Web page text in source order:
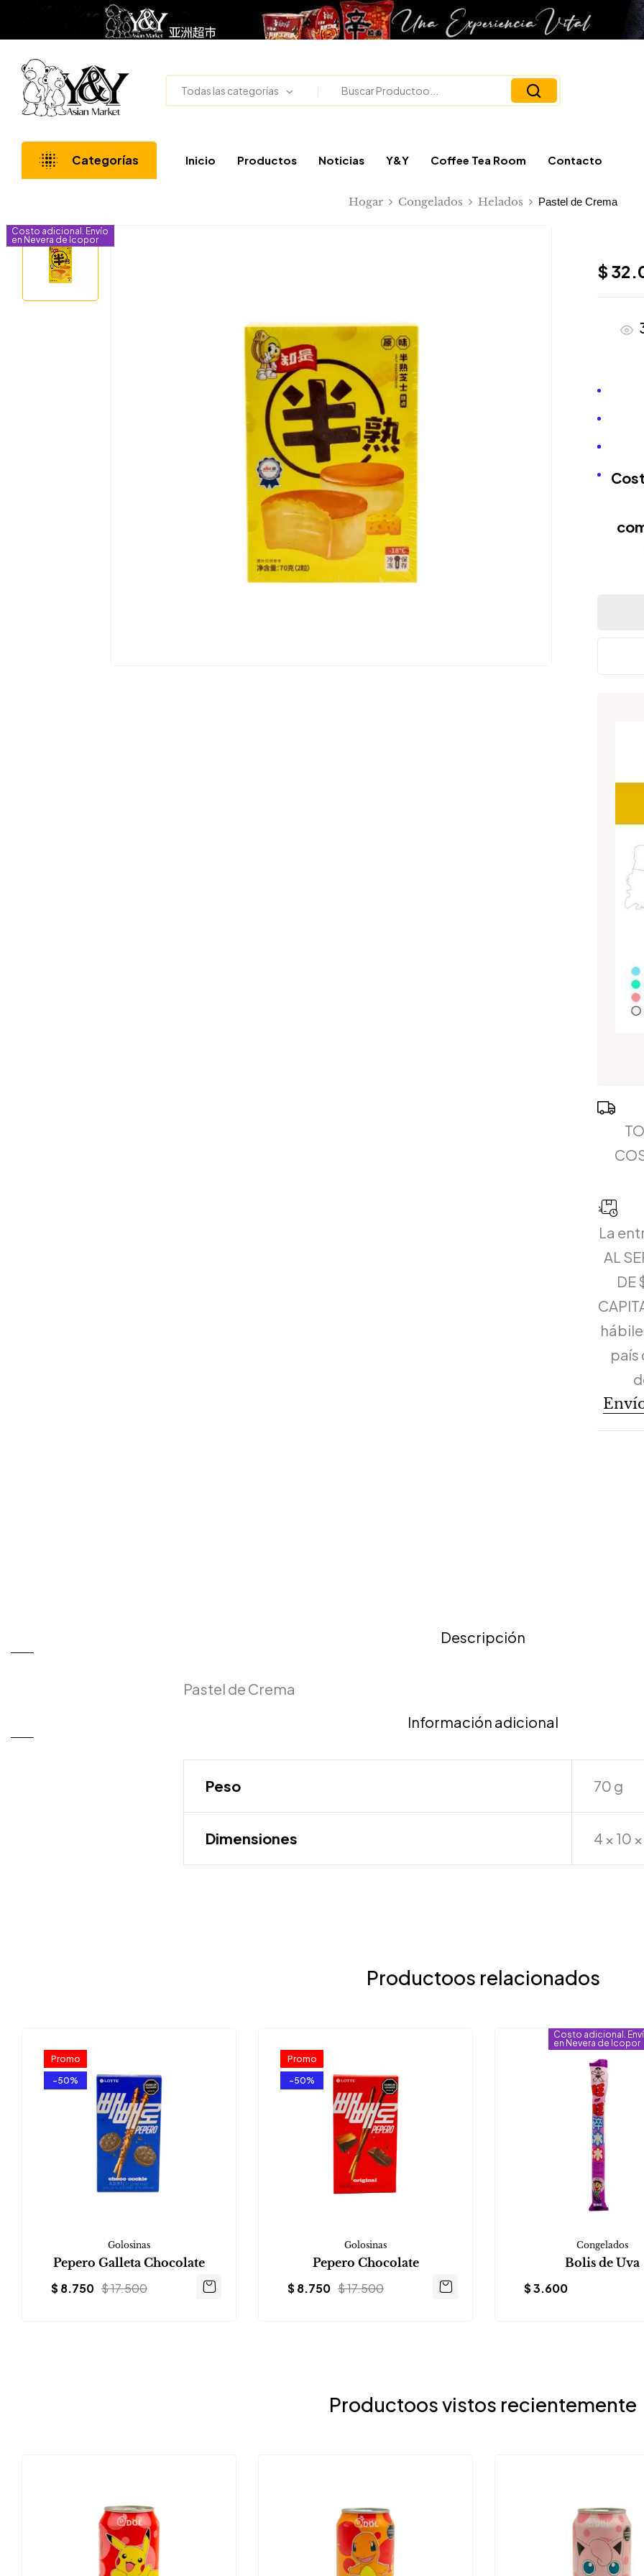
Todas las categorías
Categorías Inicio Productos Noticias Y&Y Coffee Tea Room Contacto
Hogar Congelados Helados Pastel de Crema
Costo adicional. Envío
en Nevera de Icopor
$
La
AL
DE
país
Descripción
Pastel de Crema
Información adicional
Peso 70 g
Dimensiones 4 × 10
Productoos relacionados
Promo
-50%
Golosinas
Pepero Galleta Chocolate
$17.500
$8.750
Promo
-50%
Golosinas
Pepero Chocolate
$17.500
$8.750
Costo adicional.
en Nevera de Icopor
Congelados
Bolis de Uva
$3.600
Productoos vistos recientemente